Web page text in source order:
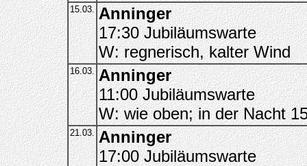
15.03. Anninger
17:30 Jubiläumswarte
W: regnerisch, kalter Wind
16.03. Anninger
11:00 Jubiläumswarte
W: wie oben; in der Nacht
21.03. Anninger
17:00 Jubiläumswarte